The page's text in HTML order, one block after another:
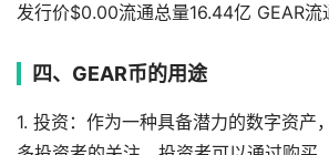
发行价$0.00流通总量16.44亿 GEAR流
四、GEAR币的用途
1. 投资：作为一种具备潜力的数字资产